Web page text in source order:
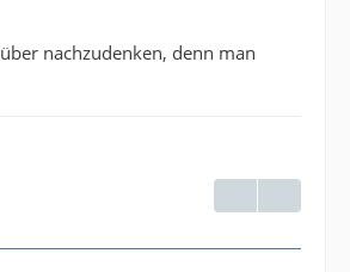
nachzudenken, denn man